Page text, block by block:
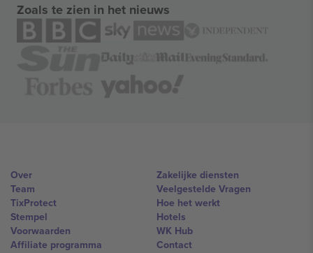
Zoals te zien in het nieuws
Over
Team
TixProtect
Stempel
Voorwaarden
Affiliate programma
Zakelijke diensten
Veelgestelde Vragen
Hoe het werkt
Hotels
WK Hub
Contact